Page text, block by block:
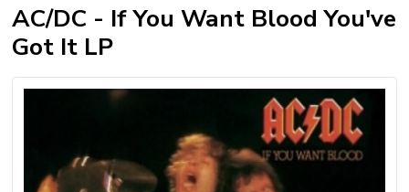
AC/DC - If You Want Blood You've
Got It LP